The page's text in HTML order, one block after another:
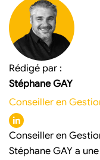
Rédigé par :
Stéphane GAY
Conseiller en
Conseiller en
Stéphane GAY a